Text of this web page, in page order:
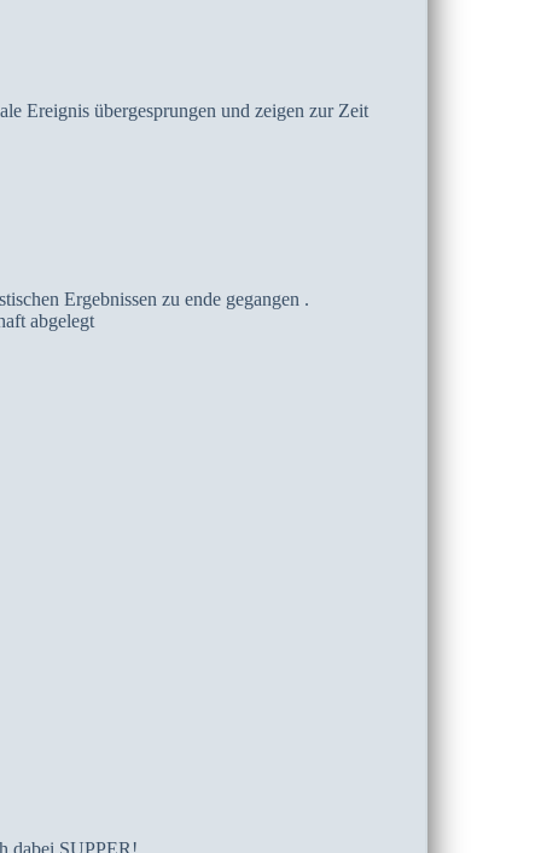
Ereignis übergesprungen und zeigen zur Zeit
Ergebnissen zu ende gegangen .
abgelegt
dabei SUPPER!